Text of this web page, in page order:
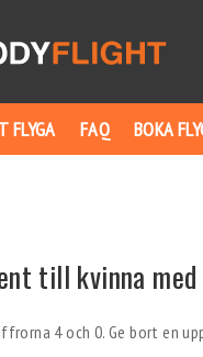
FLYGA FAQ BOKA
till kvinna med